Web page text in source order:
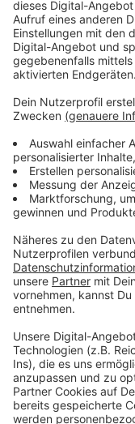
möglichst nicht
Fahrrad oder
Fahrräder planen
sollen
Michael Groos von
dass
Mülltrennung
Stadtverwaltung:
das mit der
hat der
einstimmig
21 400 Euro für
bereitgestellt
Ausgleichssumme
gezahlt werden
Euro werden.
Anzeige